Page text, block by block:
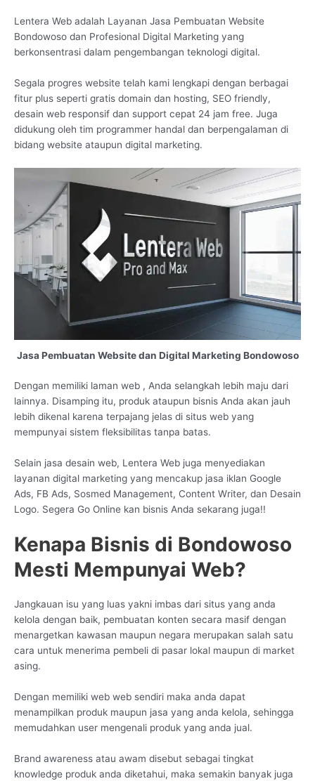
Lentera Web adalah Layanan Jasa Pembuatan Website
Bondowoso dan Profesional Digital Marketing yang
berkonsentrasi dalam pengembangan teknologi digital.
Segala progres website telah kami lengkapi dengan berbagai
fitur plus seperti gratis domain dan hosting, SEO friendly,
desain web responsif dan support cepat 24 jam free. Juga
didukung oleh tim programmer handal dan berpengalaman di
bidang website ataupun digital marketing.
Jasa Pembuatan Website dan Digital Marketing Bondowoso
Dengan memiliki laman web , Anda selangkah lebih maju dari
lainnya. Disamping itu, produk ataupun bisnis Anda akan jauh
lebih dikenal karena terpajang jelas di situs web yang
mempunyai sistem fleksibilitas tanpa batas.
Selain jasa desain web, Lentera Web juga menyediakan
layanan digital marketing yang mencakup jasa iklan Google
Ads, FB Ads, Sosmed Management, Content Writer, dan Desain
Logo. Segera Go Online kan bisnis Anda sekarang juga!!
Kenapa Bisnis di Bondowoso
Mesti Mempunyai Web?
Jangkauan isu yang luas yakni imbas dari situs yang anda
kelola dengan baik, pembuatan konten secara masif dengan
menargetkan kawasan maupun negara merupakan salah satu
cara untuk menerima pembeli di pasar lokal maupun di market
asing.
Dengan memiliki web web sendiri maka anda dapat
menampilkan produk maupun jasa yang anda kelola, sehingga
memudahkan user mengenali produk yang anda jual.
Brand awareness atau awam disebut sebagai tingkat
knowledge produk anda diketahui, maka semakin banyak juga